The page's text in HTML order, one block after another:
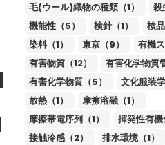
毛(ウール)織物の種類（1）
殺
機能性（5）
検針（1）
検
染料（1）
東京（9）
有機
有害物質（12）
有害化学物質
有害化学物質（5）
文化服装学
放熱（1）
摩擦溶融（1）
摩擦帯電序列（1）
揮発性有機
接触冷感（2）
排水環境（1）